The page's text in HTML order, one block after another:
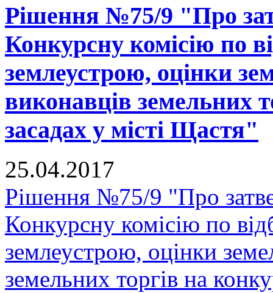
Рішення №75/9 "Про
Конкурсну комісію по
землеустрою, оцінки
виконавців земельних
засадах у місті Щастя"
25.04.2017
Рішення №75/9 "Про
Конкурсну комісію по
землеустрою, оцінки
земельних торгів на